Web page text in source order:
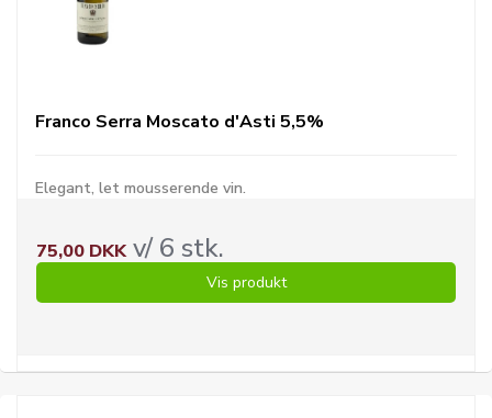
Franco Serra Moscato d'Asti 5,5%
Elegant, let mousserende vin.
75,00 DKKv/ 6 stk.
Vis produkt